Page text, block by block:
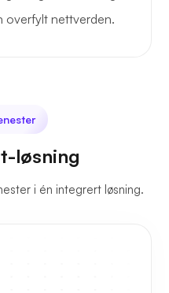
overfylt nettverden.
løsning
i én integrert løsning.